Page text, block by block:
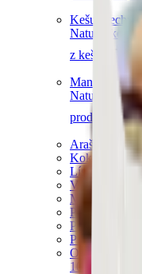
Kešu ořechy
Natural kešu
z kešu
Mandle
Natural
produkty z
Arašídy
Kokosové
Lískové
Vlašské ořechy
Makadamové
Para ořechy
Pekanové
Píniové oříšky
Ořechová
100% ořechová